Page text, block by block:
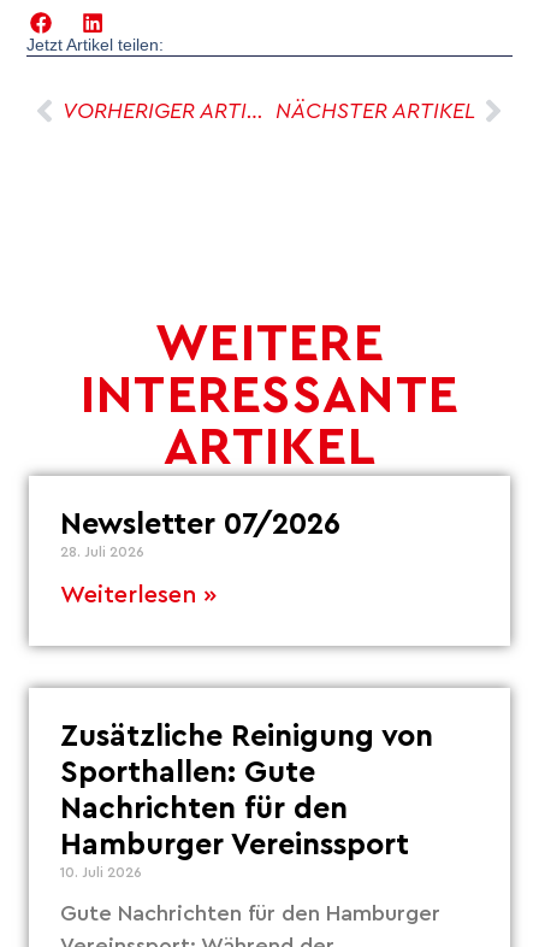
Jetzt Artikel teilen:
VORHERIGER ARTIKEL NÄCHSTER ARTIKEL
WEITERE
INTERESSANTE
ARTIKEL
Newsletter 07/2026
28. Juli 2026
Weiterlesen »
Zusätzliche Reinigung von
Sporthallen: Gute
Nachrichten für den
Hamburger Vereinssport
10. Juli 2026
Gute Nachrichten für den Hamburger